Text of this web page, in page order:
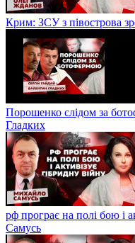
Крим: ЗСУ з півострова
Порошенко слідом за
Гладких
рф програє на полі бою і
Самусь